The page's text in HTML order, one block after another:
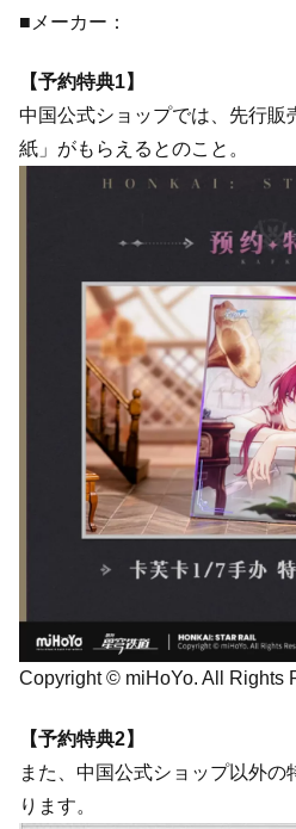
■メーカー：
【予約特典1】
中国公式ショップでは、先行販
紙」がもらえるとのこと。
Copyright © miHoYo. All Rights
【予約特典2】
また、中国公式ショップ以外の
ります。